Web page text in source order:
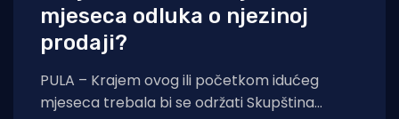
mjeseca odluka o njezinoj
prodaji?
PULA – Krajem ovog ili početkom idućeg
mjeseca trebala bi se održati Skupština